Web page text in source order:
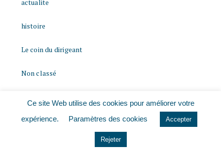
actualite
histoire
Le coin du dirigeant
Non classé
Ce site Web utilise des cookies pour améliorer votre
expérience.
Paramètres des cookies Accepter
Rejeter